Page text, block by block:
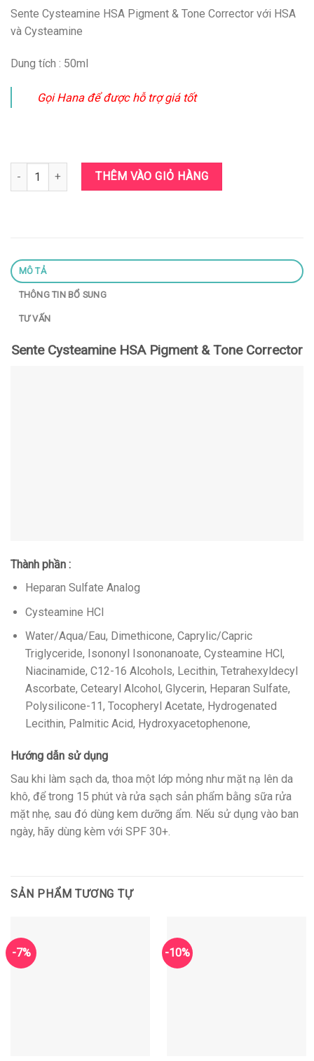
gốc
là:
hiện
tại
Sente Cysteamine HSA Pigment & Tone Corrector với HSA
và Cysteamine
Dung tích : 50ml
Gọi Hana để được hỗ trợ giá tốt
Sente Cysteamine HSA Pigment & Tone Corrector số lượng
THÊM VÀO GIỎ HÀNG
MÔ TẢ
THÔNG TIN BỔ SUNG
TƯ VẤN
Sente Cysteamine HSA Pigment & Tone Corrector
Thành phần :
Heparan Sulfate Analog
Cysteamine HCI
Water/Aqua/Eau, Dimethicone, Caprylic/Capric
Triglyceride, Isononyl Isononanoate, Cysteamine HCl,
Niacinamide, C12-16 Alcohols, Lecithin, Tetrahexyldecyl
Ascorbate, Cetearyl Alcohol, Glycerin, Heparan Sulfate,
Polysilicone-11, Tocopheryl Acetate, Hydrogenated
Lecithin, Palmitic Acid, Hydroxyacetophenone,
Hướng dẫn sử dụng
Sau khi làm sạch da, thoa một lớp mỏng như mặt nạ lên da
khô, để trong 15 phút và rửa sạch sản phẩm bằng sữa rửa
mặt nhẹ, sau đó dùng kem dưỡng ẩm. Nếu sử dụng vào ban
ngày, hãy dùng kèm với SPF 30+.
SẢN PHẨM TƯƠNG TỰ
-7% -10%